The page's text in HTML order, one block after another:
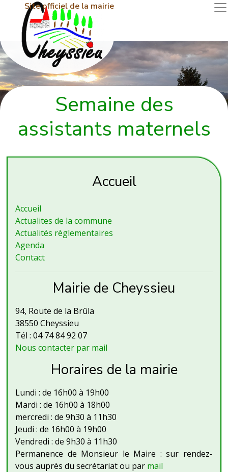
Site officiel de la mairie
Semaine des
assistants maternels
Accueil
Accueil
Actualites de la commune
Actualités règlementaires
Agenda
Contact
Mairie de Cheyssieu
94, Route de la Brûla
38550 Cheyssieu
Tél : 04 74 84 92 07
Nous contacter par mail
Horaires de la mairie
Lundi : de 16h00 à 19h00
Mardi : de 16h00 à 18h00
mercredi : de 9h30 à 11h30
Jeudi : de 16h00 à 19h00
Vendredi : de 9h30 à 11h30
Permanence de Monsieur le Maire : sur rendez-
vous auprès du secrétariat ou par mail